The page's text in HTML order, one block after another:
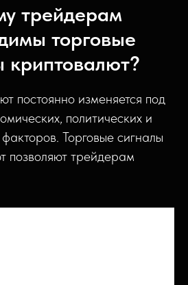
трейдерам
торговые
криптовалют?
постоянно изменяется под
политических и
Торговые сигналы
позволяют трейдерам